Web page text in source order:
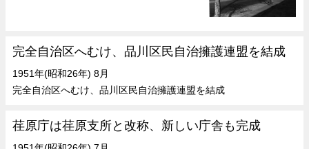
完全自治区へむけ、品川区民自治擁護連盟を結成
1951年(昭和26年) 8月
完全自治区へむけ、品川区民自治擁護連盟を結成
荏原庁は荏原支所と改称、新しい庁舎も完成